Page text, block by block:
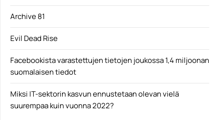
Archive 81
Evil Dead Rise
Facebookista varastettujen tietojen joukossa 1,4 miljoonan
suomalaisen tiedot
Miksi IT-sektorin kasvun ennustetaan olevan vielä
suurempaa kuin vuonna 2022?